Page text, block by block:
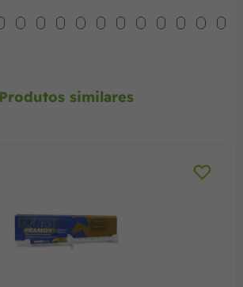
Produtos similares